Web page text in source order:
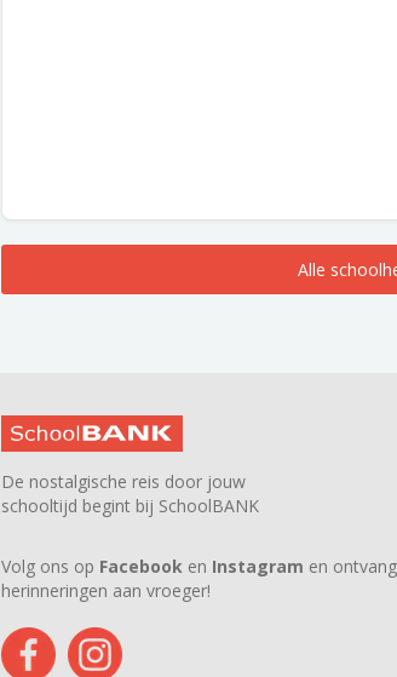
Alle
De nostalgische reis door jouw
schooltijd begint bij SchoolBANK
Volg ons op Facebook en Instagram en
herinneringen aan vroeger!